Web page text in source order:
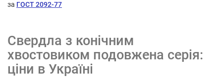
за ГОСТ 2092-77
Свердла з конічним
хвостовиком подовжена серія:
ціни в Україні